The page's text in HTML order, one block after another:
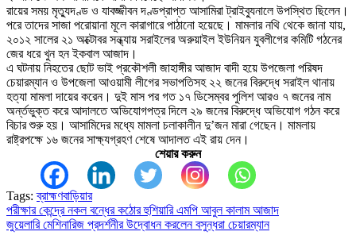
রায়ের সময় মৃত্যুদণ্ড ও যাবজ্জীবন দণ্ডপ্রাপ্ত আসামিরা ট্রাইব্যুনালে উপস্থিত ছিলেন।
পরে তাদের সাজা পরোয়ানা মূলে কারাগারে পাঠানো হয়েছে। মামলার নথি থেকে জানা যায়,
২০১২ সালের ২১ অক্টোবর সন্ধ্যায় সরাইলের অরুয়াইল ইউনিয়ন যুবলীগের কমিটি গঠনের
জের ধরে খুন হন ইকবাল আজাদ।
এ ঘটনায় নিহতের ছোট ভাই প্রকৌশলী জাহাঙ্গীর আজাদ বাদী হয়ে উপজেলা পরিষদ
চেয়ারম্যান ও উপজেলা আওয়ামী লীগের সভাপতিসহ ২২ জনের বিরুদ্ধে সরাইল থানায়
হত্যা মামলা দায়ের করেন। দুই মাস পর গত ১৭ ডিসেম্বর পুলিশ আরও ৭ জনের নাম
অর্ন্তভুক্ত করে আদালতে অভিযোগপত্র দিলে ২৯ জনের বিরুদ্ধে অভিযোগ গঠন করে
বিচার শুরু হয়। আসামিদের মধ্যে মামলা চলাকালীন দু’জন মারা গেছেন। মামলায়
রাষ্ট্রপক্ষে ১৬ জনের সাক্ষ্যগ্রহণ শেষে আদালত এই রায় দেন।
শেয়ার করুন
Tags: ব্রাহ্মণবাড়িয়ার
Post
navigation
পরীক্ষার কেন্দ্রে নকল বন্ধের কঠোর হুশিয়ারি এমপি আবুল কালাম আজাদ
জুয়েলারি মেশিনারিজ প্রদর্শনীর উদ্বোধন করলেন বসুন্ধরা চেয়ারম্যান